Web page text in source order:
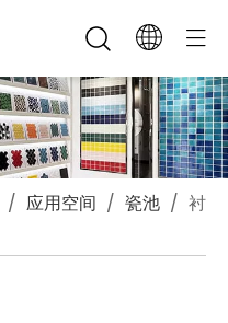
/ 应用空间 / 瓷池 / 衬